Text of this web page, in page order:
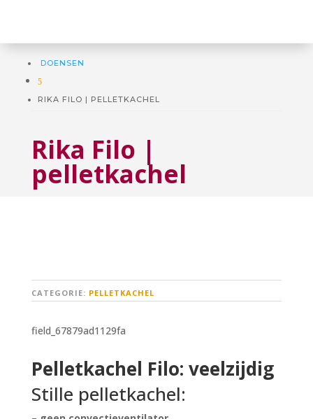
DOENSEN
5
RIKA FILO | PELLETKACHEL
Rika Filo |
pelletkachel
CATEGORIE: PELLETKACHEL
field_67879ad1129fa
Pelletkachel Filo: veelzijdig
Stille pelletkachel: